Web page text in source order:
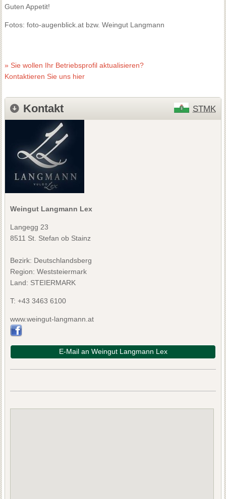
Guten Appetit!
Fotos: foto-augenblick.at bzw. Weingut Langmann
» Sie wollen Ihr Betriebsprofil aktualisieren?
Kontaktieren Sie uns hier
Kontakt STMK
Weingut Langmann Lex
Langegg 23
8511 St. Stefan ob Stainz
Bezirk: Deutschlandsberg
Region: Weststeiermark
Land: STEIERMARK
T: +43 3463 6100
www.weingut-langmann.at
E-Mail an Weingut Langmann Lex